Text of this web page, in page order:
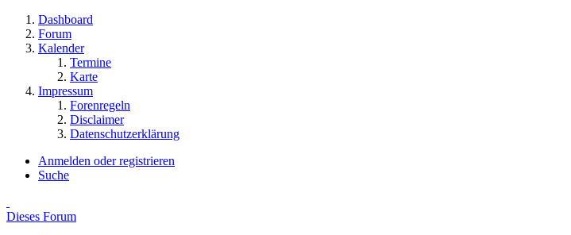
Dashboard
Forum
Kalender
Termine
Karte
Impressum
Forenregeln
Disclaimer
Datenschutzerklärung
Anmelden oder registrieren
Suche
Dieses Forum